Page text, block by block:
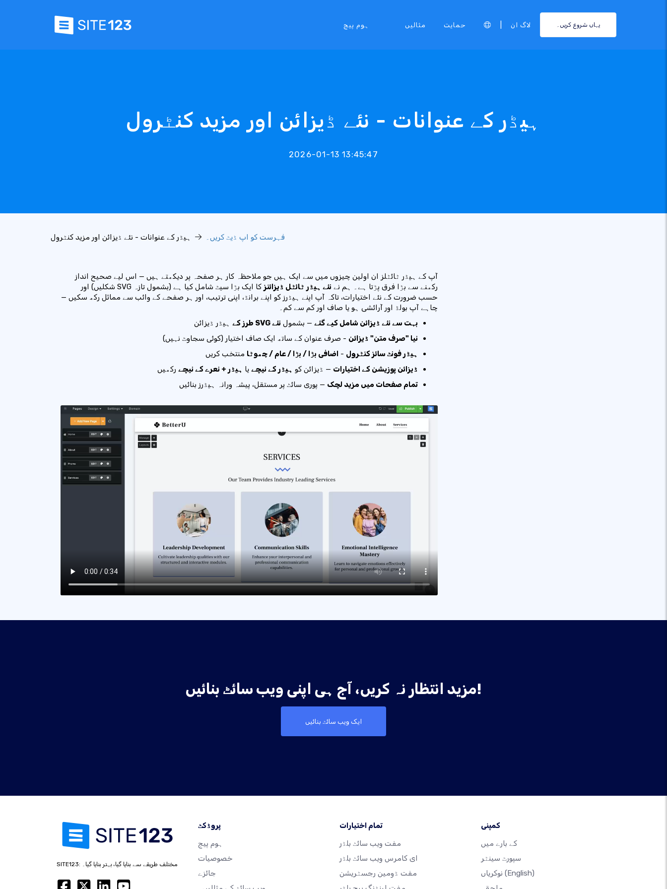
ہوم پیج مثالیں حمایت لاگ ان یہاں شروع کریں۔
ہیڈر کے عنوانات - نئے ڈیزائن اور مزید کنٹرول
2026-01-13 13:45:47
فہرست کو اپ ڈیٹ کریں۔ ہیڈر کے عنوانات - نئے ڈیزائن اور مزید کنٹرول
آپ کے ہیڈر ٹائٹلز ان اولین چیزوں میں سے ایک ہیں جو ملاحظہ کار ہر صفحہ پر دیکھتے ہیں — اس لیے صحیح انداز
رکھنے سے بڑا فرق پڑتا ہے۔ ہم نے نئے ہیڈر ٹائٹل ڈیزائنز کا ایک بڑا سیٹ شامل کیا ہے
(بشمول تازہ SVG شکلیں) اور
حسب ضرورت کے نئے اختیارات، تاکہ آپ اپنے ہیڈرز کو اپنے برانڈ، اپنی ترتیب، اور ہر صفحے کے وائب سے مماثل رکھ سکیں —
چاہے آپ بولڈ اور آرائشی ہو یا صاف اور کم سے کم۔
بہت سے نئے ڈیزائن شامل کیے گئے — بشمول نئے SVG طرز کے
ہیڈر ڈیزائن
نیا "صرف متن" ڈیزائن - صرف عنوان کے ساتھ ایک صاف اختیار (کوئی سجاوٹ نہیں)
ہیڈر فونٹ سائز کنٹرول - اضافی بڑا / بڑا / عام / چھوٹا منتخب کریں
ڈیزائن پوزیشن کے اختیارات — ڈیزائن کو ہیڈر کے نیچے یا ہیڈر + نعرے کے نیچے رکھیں
تمام صفحات میں مزید لچک — پوری سائٹ پر مستقل، پیشہ ورانہ ہیڈرز بنائیں
مزید انتظار نہ کریں، آج ہی اپنی ویب سائٹ بنائیں!
ایک ویب سائٹ بنائیں
SITE123: مختلف طریقے سے بنایا گیا، بہتر بنایا گیا۔
پروڈکٹ
ہوم پیج
خصوصیات
جائزے
تمام اختیارات
مفت ویب سائٹ بلڈر
ای کامرس ویب سائٹ بلڈر
مفت ڈومین رجسٹریشن
کمپنی
کے بارے میں
سپورٹ سینٹر
(English)